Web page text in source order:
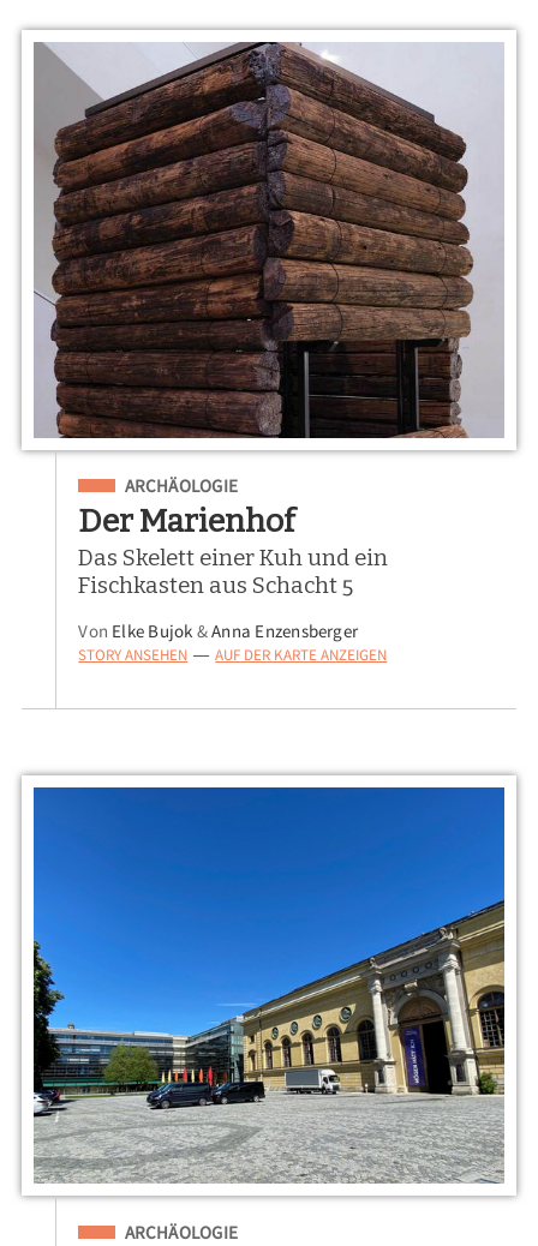
Eingeordnet unter
ARCHÄOLOGIE
Der Marienhof
Das Skelett einer Kuh und ein
Fischkasten aus Schacht 5
Von Elke Bujok &Anna Enzensberger
STORY ANSEHEN — AUF DER KARTE ANZEIGEN
Eingeordnet unter
ARCHÄOLOGIE